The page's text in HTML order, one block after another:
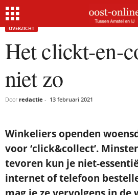
Home Het clickt-en-collect nog niet zo
OVERZICHT
Het clickt-en-
niet zo
Door redactie - 13 februari 2021
Winkeliers openden
voor ‘click&collect’.
tevoren kun je niet-
internet of telefoon